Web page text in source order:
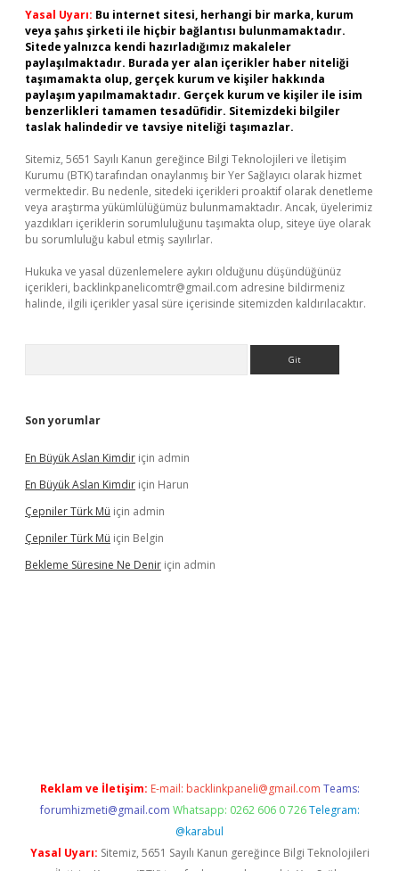
Yasal Uyarı: Bu internet sitesi, herhangi bir marka, kurum
veya şahıs şirketi ile hiçbir bağlantısı bulunmamaktadır.
Sitede yalnızca kendi hazırladığımız makaleler
paylaşılmaktadır. Burada yer alan içerikler haber niteliği
taşımamakta olup, gerçek kurum ve kişiler hakkında
paylaşım yapılmamaktadır. Gerçek kurum ve kişiler ile isim
benzerlikleri tamamen tesadüfidir. Sitemizdeki bilgiler
taslak halindedir ve tavsiye niteliği taşımazlar.
Sitemiz, 5651 Sayılı Kanun gereğince Bilgi Teknolojileri ve İletişim
Kurumu (BTK) tarafından onaylanmış bir Yer Sağlayıcı olarak hizmet
vermektedir. Bu nedenle, sitedeki içerikleri proaktif olarak denetleme
veya araştırma yükümlülüğümüz bulunmamaktadır. Ancak, üyelerimiz
yazdıkları içeriklerin sorumluluğunu taşımakta olup, siteye üye olarak
bu sorumluluğu kabul etmiş sayılırlar.
Hukuka ve yasal düzenlemelere aykırı olduğunu düşündüğünüz
içerikleri, backlinkpanelicomtr@gmail.com adresine bildirmeniz
halinde, ilgili içerikler yasal süre içerisinde sitemizden kaldırılacaktır.
Son yorumlar
En Büyük Aslan Kimdir için admin
En Büyük Aslan Kimdir için Harun
Çepniler Türk Mü için admin
Çepniler Türk Mü için Belgin
Bekleme Süresine Ne Denir için admin
Reklam ve İletişim: E-mail: backlinkpaneli@gmail.com Teams:
forumhizmeti@gmail.com Whatsapp: 0262 606 0 726 Telegram:
@karabul
Yasal Uyarı: Sitemiz, 5651 Sayılı Kanun gereğince Bilgi Teknolojileri